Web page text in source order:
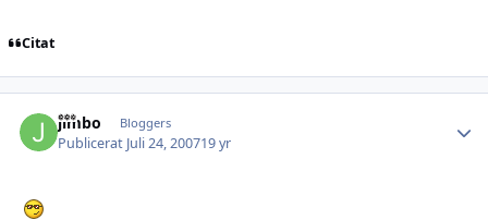
Citat
jimbo Bloggers
Publicerat Juli 24, 200719 yr